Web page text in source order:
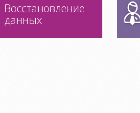
Восстановление
данных